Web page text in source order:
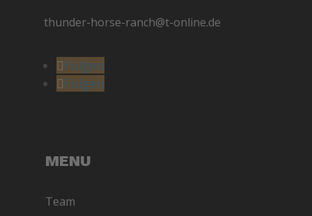
thunder-horse-ranch@t-online.de
Folgen
Folgen
MENU
Team